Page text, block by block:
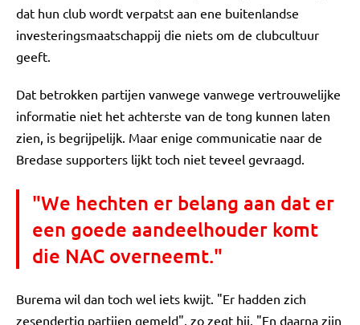
dat hun club wordt verpatst aan ene buitenlandse
investeringsmaatschappij die niets om de clubcultuur
geeft.
Dat betrokken partijen vanwege vanwege vertrouwelijke
informatie niet het achterste van de tong kunnen laten
zien, is begrijpelijk. Maar enige communicatie naar de
Bredase supporters lijkt toch niet teveel gevraagd.
"We hechten er belang aan dat er
een goede aandeelhouder komt
die NAC overneemt."
Burema wil dan toch wel iets kwijt. "Er hadden zich
zesendertig partijen gemeld", zo zegt hij. "En daarna zijn